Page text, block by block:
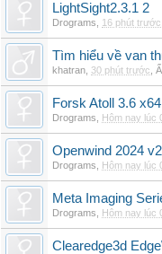
LightSight2.3.1 2
Drograms 16 phút trước
Tìm hiểu về van
khatran 30 phút trước
Forsk Atoll 3.6 x64
Drograms Hôm nay lúc
Openwind 2024
Drograms Hôm nay lúc
Meta Imaging
Drograms Hôm nay lúc
Clearedge3d